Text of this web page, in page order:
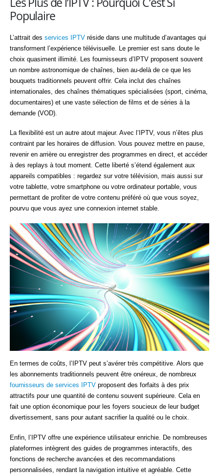
Populaire
L’attrait des services IPTV réside dans une multitude d’avantages qui
transforment l’expérience télévisuelle. Le premier est sans doute le
choix quasiment illimité. Les fournisseurs d’IPTV proposent souvent
un nombre astronomique de chaînes, bien au-delà de ce que les
bouquets traditionnels peuvent offrir. Cela inclut des chaînes
internationales, des chaînes thématiques spécialisées (sport, cinéma,
documentaires) et une vaste sélection de films et de séries à la
demande (VOD).
La flexibilité est un autre atout majeur. Avec l’IPTV, vous n’êtes plus
contraint par les horaires de diffusion. Vous pouvez mettre en pause,
revenir en arrière ou enregistrer des programmes en direct, et accéder
à des replays à tout moment. Cette liberté s’étend également aux
appareils compatibles : regardez sur votre télévision, mais aussi sur
votre tablette, votre smartphone ou votre ordinateur portable, vous
permettant de profiter de votre contenu préféré où que vous soyez,
pourvu que vous ayez une connexion internet stable.
En termes de coûts, l’IPTV peut s’avérer très compétitive. Alors que
les abonnements traditionnels peuvent être onéreux, de nombreux
fournisseurs de services IPTV proposent des forfaits à des prix
attractifs pour une quantité de contenu souvent supérieure. Cela en
fait une option économique pour les foyers soucieux de leur budget
divertissement, sans pour autant sacrifier la qualité ou le choix.
Enfin, l’IPTV offre une expérience utilisateur enrichie. De nombreuses
plateformes intègrent des guides de programmes interactifs, des
fonctions de recherche avancées et des recommandations
personnalisées, rendant la navigation intuitive et agréable. Cette